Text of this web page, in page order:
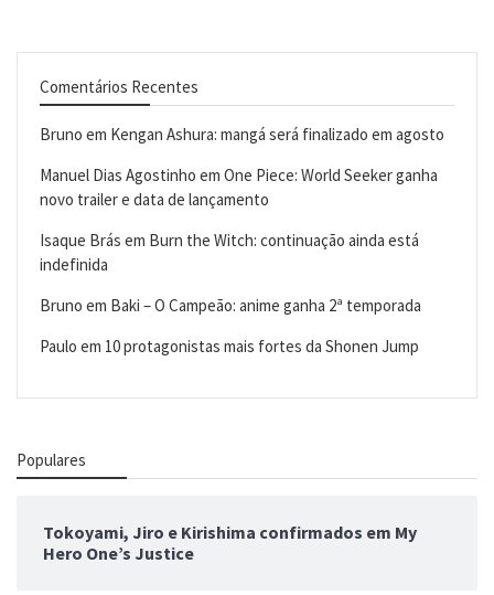
Comentários Recentes
Bruno em Kengan Ashura: mangá será finalizado em agosto
Manuel Dias Agostinho em One Piece: World Seeker ganha
novo trailer e data de lançamento
Isaque Brás em Burn the Witch: continuação ainda está
indefinida
Bruno em Baki – O Campeão: anime ganha 2ª temporada
Paulo em 10 protagonistas mais fortes da Shonen Jump
Populares
Tokoyami, Jiro e Kirishima confirmados em My
Hero One’s Justice